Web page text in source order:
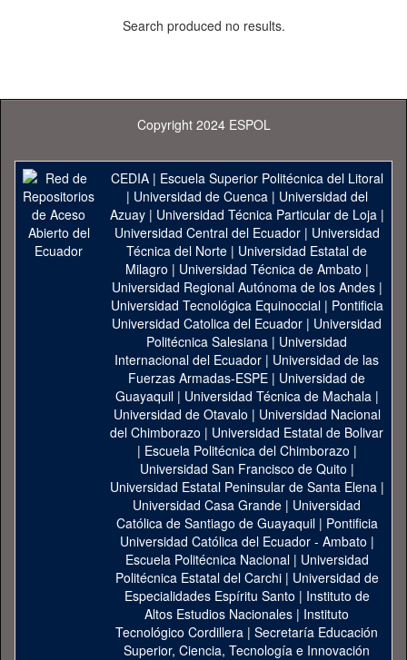
Search produced no results.
Copyright 2024 ESPOL
CEDIA| Escuela Superior Politécnica del Litoral
| Universidad de Cuenca| Universidad del
Azuay| Universidad Técnica Particular de Loja|
Universidad Central del Ecuador| Universidad
Técnica del Norte | Universidad Estatal de
Milagro | Universidad Técnica de Ambato |
Universidad Regional Autónoma de los Andes|
Universidad Tecnológica Equinoccial| Pontificia
Universidad Catolica del Ecuador | Universidad
Politécnica Salesiana | Universidad
Internacional del Ecuador | Universidad de las
Fuerzas Armadas-ESPE | Universidad de
Guayaquil| Universidad Técnica de Machala|
Universidad de Otavalo | Universidad Nacional
del Chimborazo | Universidad Estatal de Bolivar
| Escuela Politécnica del Chimborazo |
Universidad San Francisco de Quito |
Universidad Estatal Peninsular de Santa Elena|
Universidad Casa Grande | Universidad
Católica de Santiago de Guayaquil| Pontificia
Universidad Católica del Ecuador - Ambato |
Escuela Politécnica Nacional| Universidad
Politécnica Estatal del Carchi| Universidad de
Especialidades Espíritu Santo | Instituto de
Altos Estudios Nacionales | Instituto
Tecnológico Cordillera | Secretaría Educación
Superior, Ciencia, Tecnología e Innovación